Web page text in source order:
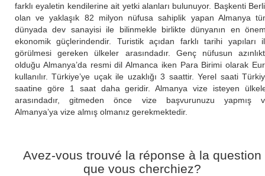
farklı eyaletin kendilerine ait yetki alanları bulunuyor. Başkenti
olan ve yaklaşık 82 milyon nüfusa sahiplik yapan Almanya
dünyada dev sanayisi ile bilinmekle birlikte dünyanın en
ekonomik güçlerindendir. Turistik açıdan farklı tarihi yapıları
görülmesi gereken ülkeler arasındadır. Genç nüfusun
olduğu Almanya’da resmi dil Almanca iken Para Birimi olarak
kullanılır. Türkiye’ye uçak ile uzaklığı 3 saattir. Yerel saati
saatine göre 1 saat daha geridir. Almanya vize isteyen
arasındadır, gitmeden önce vize başvurunuzu yapmış
Almanya’ya vize almış olmanız gerekmektedir.
Avez-vous trouvé la réponse à la question
que vous cherchiez?